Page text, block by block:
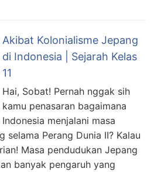
Akibat Kolonialisme Jepang
di Indonesia | Sejarah Kelas
11
Hai, Sobat! Pernah nggak sih
kamu penasaran bagaimana
Indonesia menjalani masa
selama Perang Dunia II? Kalau
Masa pendudukan Jepang
banyak pengaruh yang